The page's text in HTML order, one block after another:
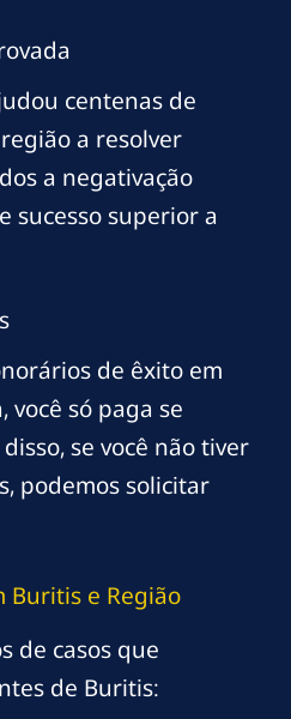
centenas de
a resolver
a negativação
sucesso superior a
de êxito em
você só paga se
se você não tiver
podemos solicitar
Buritis e Região
de casos que
de Buritis: